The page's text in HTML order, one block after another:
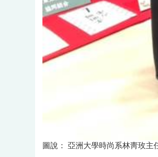
圖說： 亞洲大學時尚系林靑玫主